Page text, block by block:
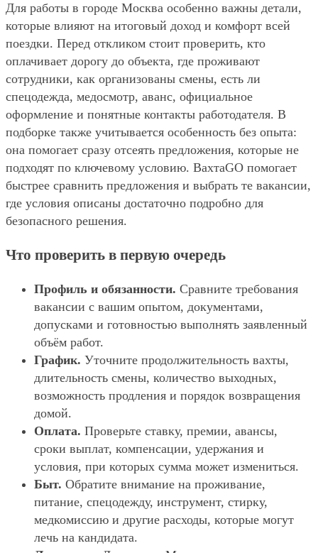
Для работы в городе Москва особенно важны детали,
которые влияют на итоговый доход и комфорт всей
поездки. Перед откликом стоит проверить, кто
оплачивает дорогу до объекта, где проживают
сотрудники, как организованы смены, есть ли
спецодежда, медосмотр, аванс, официальное
оформление и понятные контакты работодателя. В
подборке также учитывается особенность без опыта:
она помогает сразу отсеять предложения, которые не
подходят по ключевому условию. ВахтаGO помогает
быстрее сравнить предложения и выбрать те вакансии,
где условия описаны достаточно подробно для
безопасного решения.
Что проверить в первую очередь
Профиль и обязанности. Сравните требования
вакансии с вашим опытом, документами,
допусками и готовностью выполнять заявленный
объём работ.
График. Уточните продолжительность вахты,
длительность смены, количество выходных,
возможность продления и порядок возвращения
домой.
Оплата. Проверьте ставку, премии, авансы,
сроки выплат, компенсации, удержания и
условия, при которых сумма может измениться.
Быт. Обратите внимание на проживание,
питание, спецодежду, инструмент, стирку,
медкомиссию и другие расходы, которые могут
лечь на кандидата.